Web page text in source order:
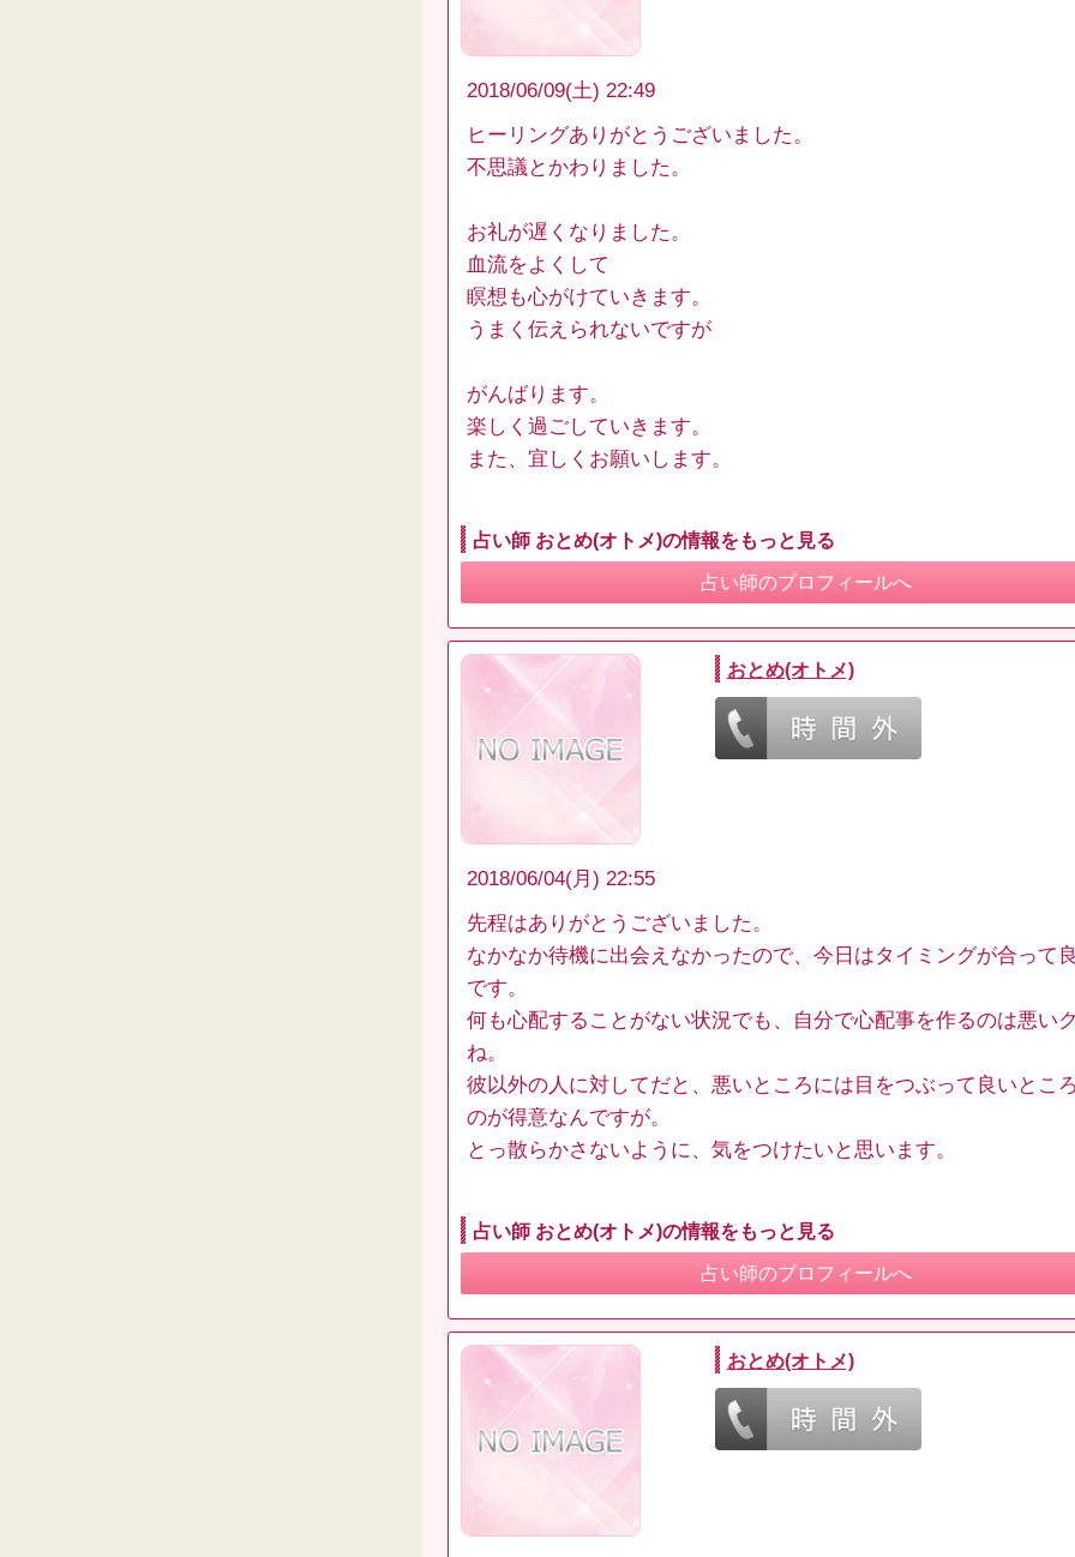
2018/06/09(土) 22:49
ヒーリングありがとうございました。
不思議とかわりました。
お礼が遅くなりました。
血流をよくして
瞑想も心がけていきます。
うまく伝えられないですが
がんばります。
楽しく過ごしていきます。
また、宜しくお願いします。
占い師 おとめ(オトメ)の情報をもっと見る
占い師のプロフィールへ
おとめ(オトメ)
2018/06/04(月) 22:55
先程はありがとうございました。
なかなか待機に出会えなかったので、今日はタイミングが合って
です。
何も心配することがない状況でも、自分で心配事を作るのは悪い
ね。
彼以外の人に対してだと、悪いところには目をつぶって良いとこ
のが得意なんですが。
とっ散らかさないように、気をつけたいと思います。
占い師 おとめ(オトメ)の情報をもっと見る
占い師のプロフィールへ
おとめ(オトメ)